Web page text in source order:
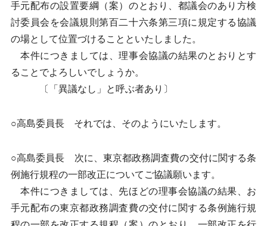
手元配布の設置要綱（案）のとおり、都議会のあり方検
討委員会を会議規則第百二十六条第三項に規定する協議
の場として位置づけることといたしました。
本件につきましては、理事会協議の結果のとおりとす
ることでよろしいでしょうか。
〔「異議なし」と呼ぶ者あり〕
○高島委員長 それでは、そのようにいたします。
○高島委員長 次に、東京都政務調査費の交付に関する条
例施行規程の一部改正についてご協議願います。
本件につきましては、先ほどの理事会協議の結果、お
手元配布の東京都政務調査費の交付に関する条例施行規